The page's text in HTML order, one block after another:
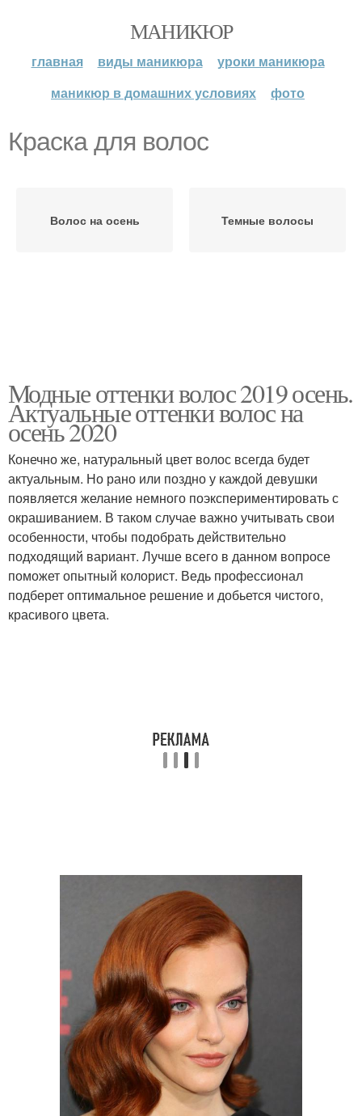
МАНИКЮР
главная виды маникюра
уроки маникюра
маникюр в домашних условиях
фото
Краска для волос
Волос на осень Темные волосы
Модные оттенки волос 2019 осень.
Актуальные оттенки волос на
осень 2020
Конечно же, натуральный цвет волос всегда будет
актуальным. Но рано или поздно у каждой девушки
появляется желание немного поэкспериментировать с
окрашиванием. В таком случае важно учитывать свои
особенности, чтобы подобрать действительно
подходящий вариант. Лучше всего в данном вопросе
поможет опытный колорист. Ведь профессионал
подберет оптимальное решение и добьется чистого,
красивого цвета.